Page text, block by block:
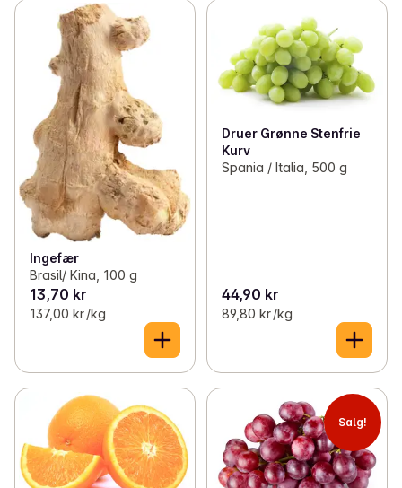
Ingefær
Brasil/ Kina, 100 g
13,70 kr
137,00 kr /kg
Druer Grønne Stenfrie
Kurv
Spania / Italia, 500 g
44,90 kr
89,80 kr /kg
Salg!